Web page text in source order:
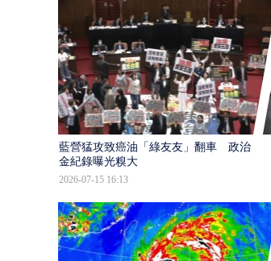
藍營猛攻致癌油「綠友友」翻車 政治獻
金紀錄曝光糗大
2026-07-15 16:13